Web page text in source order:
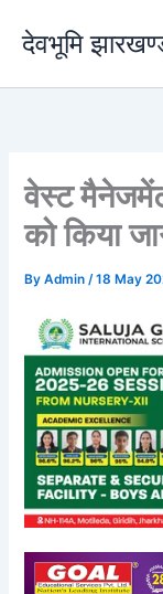
content
देवभूमि
वेस्ट मैनेजमेंट
को किया
ByAdmin/18 May